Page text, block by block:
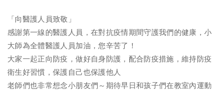
「向醫護人員致敬」
感謝第一線的醫護人員，在對抗疫情期間守護我們的健康，小
大師為全體醫護人員加油，您辛苦了！
大家一起正向防疫，做好自身防護，配合防疫措施，維持防疫
衛生好習慣，保護自己也保護他人
老師們也非常想念小朋友們～期待早日和孩子們在教室內運動